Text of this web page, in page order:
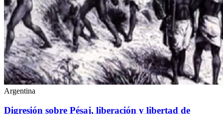
Argentina
Digresión sobre Pésaj, liberación y libertad de